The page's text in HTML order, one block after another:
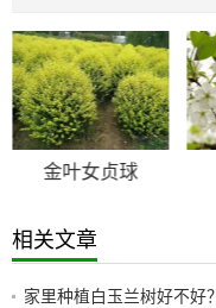
金叶女贞球
相关文章
家里种植白玉兰树好不好？